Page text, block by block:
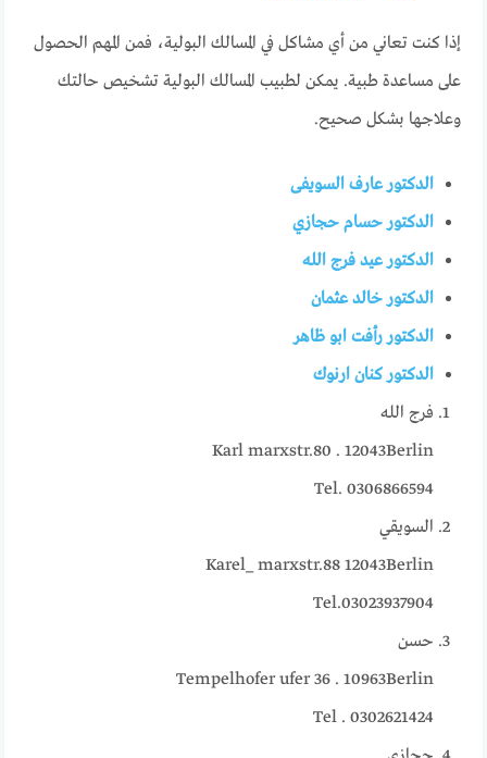
إذا كنت تعاني من أي مشاكل في المسالك البولية، فمن المهم الحصول
على مساعدة طبية. يمكن لطبيب المسالك البولية تشخيص حالتك
وعلاجها بشكل صحيح.
الدكتور عارف السويفى
الدكتور حسام حجازي
الدكتور عيد فرج الله
الدكتور خالد عثمان
الدكتور رأفت ابو ظاهر
الدكتور كنان ارنوك
فرج الله
Karl marxstr.80 . 12043Berlin
Tel. 0306866594
السويقي
Karel_ marxstr.88 12043Berlin
Tel.03023937904
حسن
Tempelhofer ufer 36 . 10963Berlin
Tel . 0302621424